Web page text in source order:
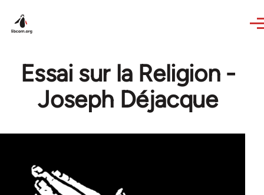
Essai sur la Religion -
Joseph Déjacque